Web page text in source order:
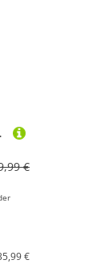
M EU
€
€